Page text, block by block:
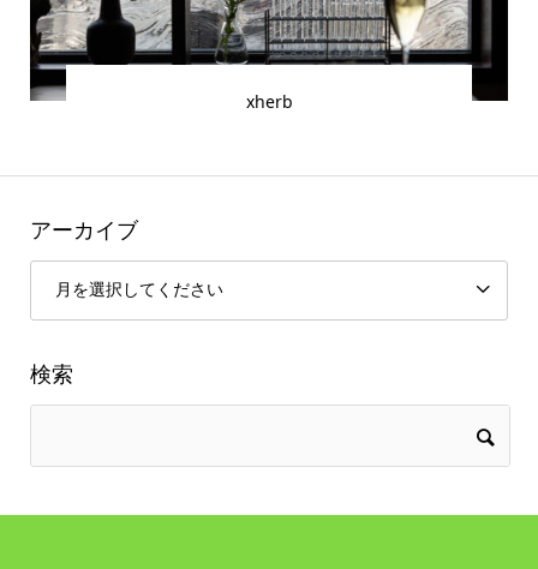
xherb
アーカイブ
検索